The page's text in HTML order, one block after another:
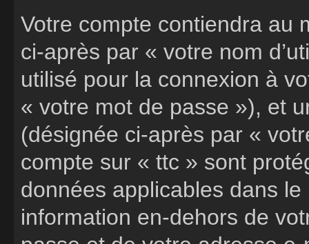
Votre compte contiendra au
ci-après par « votre nom
utilisé pour la connexion à
« votre mot de passe »), et
(désignée ci-après par «
compte sur « ttc » sont
données applicables dans
information en-dehors de